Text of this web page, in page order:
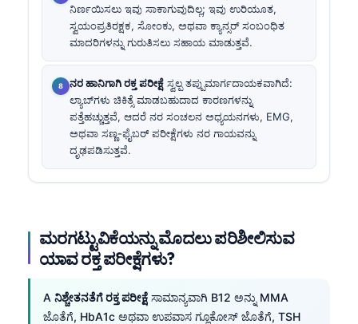
ನಿರ್ಣಯಿಸಲು ಇವು ಸಾಕಾಗುವುದಿಲ್ಲ; ಇವು ಉರಿಯೂತ,
ಸ್ವಯಂಪ್ರತಿರಕ್ಷಕ, ಸೋಂಕು, ಅಥವಾ ಕ್ಯಾನ್ಸರ್ ಸಂಬಂಧಿತ
ಮಾದರಿಗಳನ್ನು ಗುರುತಿಸಲು ಸಹಾಯ ಮಾಡುತ್ತವೆ.
ನರ ಹಾನಿಗಾಗಿ ರಕ್ತ ಪರೀಕ್ಷೆ ಸ್ವಲ್ಪ ತಪ್ಪುಮಾರ್ಗದಾಯಕವಾಗಿದೆ:
ಲ್ಯಾಬ್‌ಗಳು ಚಿಕಿತ್ಸೆ ಮಾಡಬಹುದಾದ ಕಾರಣಗಳನ್ನು
ಪತ್ತೆಹಚ್ಚುತ್ತವೆ, ಆದರೆ ನರ ಸಂಚಲನ ಅಧ್ಯಯನಗಳು, EMG,
ಅಥವಾ ಸಣ್ಣ-ಫೈಬರ್ ಪರೀಕ್ಷೆಗಳು ನರ ಗಾಯವನ್ನು
ದೃಢಪಡಿಸುತ್ತವೆ.
ಮರಗಟ್ಟುವಿಕೆಯನ್ನು ಮೊದಲು ಪರಿಶೀಲಿಸುವ
ಯಾವ ರಕ್ತ ಪರೀಕ್ಷೆಗಳು?
A ನಿಶ್ಚೇತನತೆಗೆ ರಕ್ತ ಪರೀಕ್ಷೆ ಸಾಮಾನ್ಯವಾಗಿ B12 ಅನ್ನು MMA
ಜೊತೆಗೆ, HbA1c ಅಥವಾ ಉಪವಾಸ ಗ್ಲೂಕೋಸ್ ಜೊತೆಗೆ, TSH